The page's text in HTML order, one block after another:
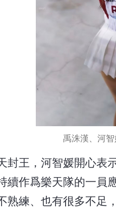
禹洙漢、河
封王，河智媛開心表
續作爲樂天隊的一員
熟練、也有很多不足